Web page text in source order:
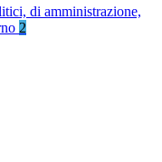
di amministrazione,
2